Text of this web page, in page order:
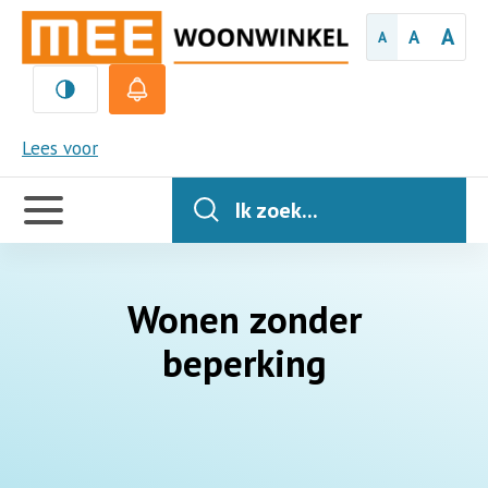
A A A
Lees voor
MEE
Handige
links
Ik zoek...
Wonen zonder
beperking